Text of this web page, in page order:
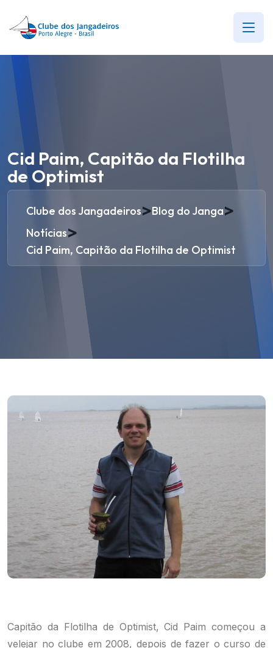
Cid Paim, Capitão da Flotilha
de Optimist
Clube dos Jangadeiros>Blog do Janga>
Notícias>
Cid Paim, Capitão da Flotilha de Optimist
Capitão da Flotilha de Optimist, Cid Paim começou a
velejar no clube em 2008, depois de fazer o curso de